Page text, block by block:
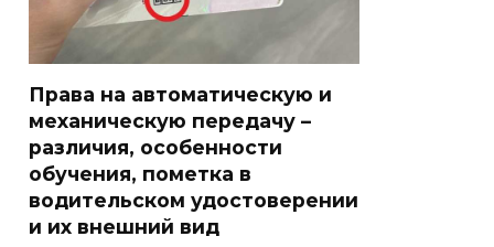
Права на автоматическую и
механическую передачу –
различия, особенности
обучения, пометка в
водительском удостоверении
и их внешний вид